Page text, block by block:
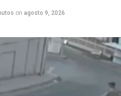
on agosto 9, 2026